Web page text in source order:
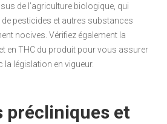
de l’agriculture biologique, qui
pesticides et autres substances
nocives. Vérifiez également la
en THC du produit pour vous assurer
la législation en vigueur.
précliniques et